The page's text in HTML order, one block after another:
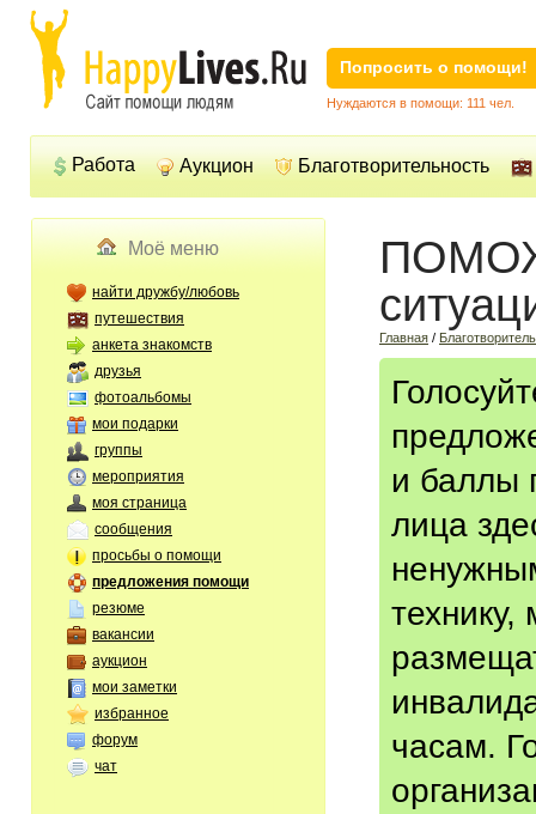
Попросить о помощи!
Нуждаются в помощи: 111 чел.
Работа Аукцион Благотворительность
Моё меню
найти дружбу/любовь
путешествия
анкета знакомств
друзья
фотоальбомы
мои подарки
группы
мероприятия
моя страница
сообщения
просьбы о помощи
предложения помощи
резюме
вакансии
аукцион
мои заметки
избранное
форум
чат
Главная /
и баллы
лица
технику,
часам.